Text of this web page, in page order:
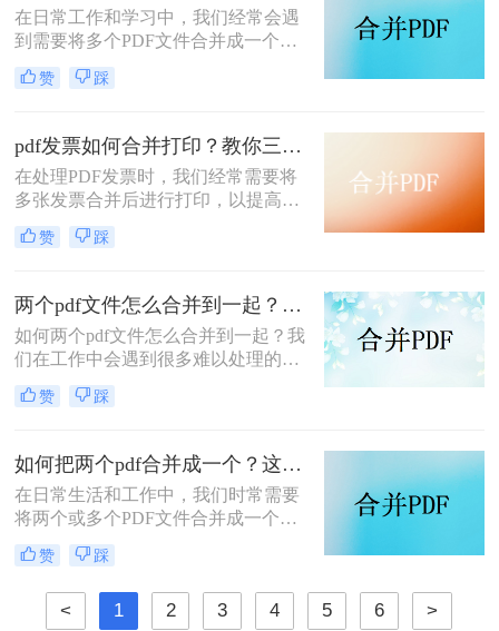
在日常工作和学习中，我们经常会遇
到需要将多个PDF文件合并成一个文
件的需求。无论是为了整理资料、简
化分享流程，还是为了更方便地阅读
的功能。那么怎么把pdf合并成一个
pdf呢？以下将详细介绍几种常用的
PDF合并方法，帮助您轻松实现这一
目标。
赞 踩
pdf发票如何合并打印？教你三种简单合并方法！
在处理PDF发票时，我们经常需要将
多张发票合并后进行打印，以提高工
作效率和节省纸张。那么PDF发票如
何合并打印呢？以下将介绍三种合并
轻松应对这一需求。
赞 踩
两个pdf文件怎么合并到一起？大家来试试这3种方法吧！
如何两个pdf文件怎么合并到一起？我
们在工作中会遇到很多难以处理的文
件，比如PDF文件，特别是多个PDF
文件合并成一个PDF文件。事实上，
互联网上找到相关的方法。最后，我
们不能达到我们理想的预期。让我们
来看看pdf合并的方法。
赞 踩
如何把两个pdf合并成一个？这4种合并方法很好用！
在日常生活和工作中，我们时常需要
将两个或多个PDF文件合并成一个，
以便于管理、查阅和分享。那么如何
把两个pdf合并成一个呢？本文将介绍
三种常用的PDF合并方法。
赞 踩
< 1 2 3 4 5 6 >